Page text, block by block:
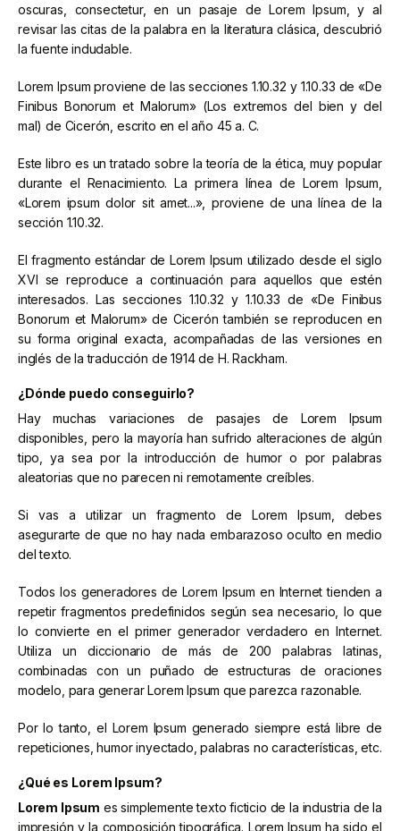
oscuras, consectetur, en un pasaje de Lorem Ipsum, y al
revisar las citas de la palabra en la literatura clásica, descubrió
la fuente indudable.
Lorem Ipsum proviene de las secciones 1.10.32 y 1.10.33 de «De
Finibus Bonorum et Malorum» (Los extremos del bien y del
mal) de Cicerón, escrito en el año 45 a. C.
Este libro es un tratado sobre la teoría de la ética, muy popular
durante el Renacimiento. La primera línea de Lorem Ipsum,
«Lorem ipsum dolor sit amet...», proviene de una línea de la
sección 1.10.32.
El fragmento estándar de Lorem Ipsum utilizado desde el siglo
XVI se reproduce a continuación para aquellos que estén
interesados. Las secciones 1.10.32 y 1.10.33 de «De Finibus
Bonorum et Malorum» de Cicerón también se reproducen en
su forma original exacta, acompañadas de las versiones en
inglés de la traducción de 1914 de H. Rackham.
¿Dónde puedo conseguirlo?
Hay muchas variaciones de pasajes de Lorem Ipsum
disponibles, pero la mayoría han sufrido alteraciones de algún
tipo, ya sea por la introducción de humor o por palabras
aleatorias que no parecen ni remotamente creíbles.
Si vas a utilizar un fragmento de Lorem Ipsum, debes
asegurarte de que no hay nada embarazoso oculto en medio
del texto.
Todos los generadores de Lorem Ipsum en Internet tienden a
repetir fragmentos predefinidos según sea necesario, lo que
lo convierte en el primer generador verdadero en Internet.
Utiliza un diccionario de más de 200 palabras latinas,
combinadas con un puñado de estructuras de oraciones
modelo, para generar Lorem Ipsum que parezca razonable.
Por lo tanto, el Lorem Ipsum generado siempre está libre de
repeticiones, humor inyectado, palabras no características, etc.
¿Qué es Lorem Ipsum?
Lorem Ipsum es simplemente texto ficticio de la industria de la
impresión y la composición tipográfica. Lorem Ipsum ha sido el